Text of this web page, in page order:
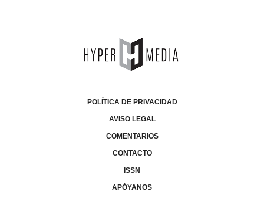
POLÍTICA DE PRIVACIDAD
AVISO LEGAL
COMENTARIOS
CONTACTO
ISSN
APÓYANOS